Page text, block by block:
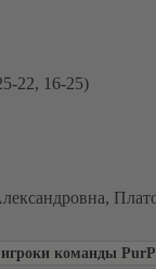
22, 16-25)
команды